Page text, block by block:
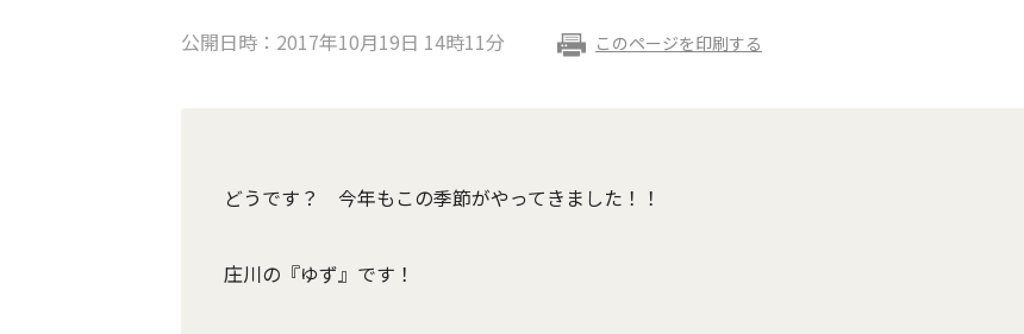
公開日時：2017年10月19日 14時11分 このページを印刷する
どうです？ 今年もこの季節がやってきました！！
庄川の『ゆず』です！